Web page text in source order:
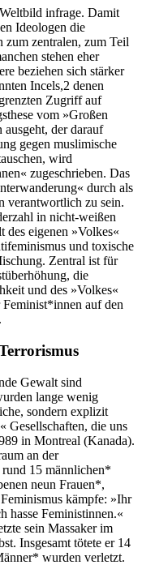
infrage. Damit
Ideologen die
zentralen, zum Teil
stehen eher
beziehen sich stärker
Incels,2 denen
Zugriff auf
vom »Großen
ausgeht, der darauf
gegen muslimische
wird
zugeschrieben. Das
durch als
verantwortlich zu sein.
in nicht-weißen
eigenen »Volkes«
und toxische
Zentral ist für
die
und des »Volkes«
Feminist*innen auf den
Gewalt sind
lange wenig
sondern explizit
Gesellschaften, die uns
in Montreal (Kanada).
an der
15 männlichen*
neun Frauen*,
kämpfe: »Ihr
hasse Feministinnen.«
sein Massaker im
Insgesamt tötete er 14
wurden verletzt.